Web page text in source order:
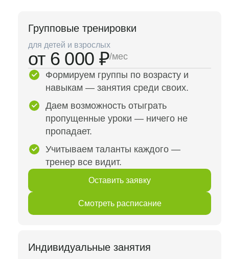
Групповые тренировки
для детей и взрослых
от 6 000 ₽/мес
Формируем группы по возрасту и
навыкам — занятия среди своих.
Даем возможность отыграть
пропущенные уроки — ничего не
пропадает.
Учитываем таланты каждого —
тренер все видит.
Оставить заявку
Смотреть расписание
Индивидуальные занятия